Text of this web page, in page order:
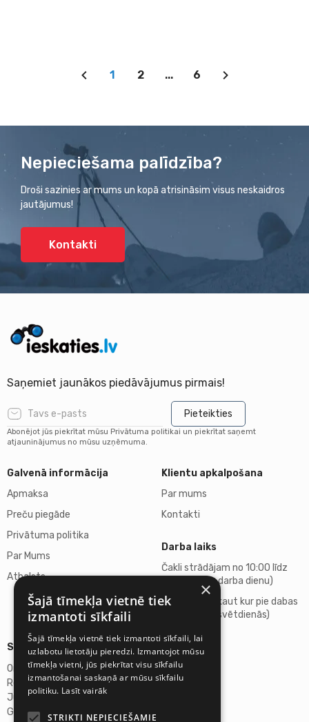
1 2 ... 6
Nepieciešama palīdzība?
Droši sazinies ar mums un kopā atrisināsim visus neskaidros
jautājumus!
Kontakti
Saņemiet jaunākos piedāvājumus pirmais!
Pieteikties
Abonējot jūs piekrītat mūsu Privātuma politikai un piekrītat saņemt
atjauninājumus no mūsu uzņēmuma.
Galvenā informācija
Apmaksa
Preču piegāde
Privātuma politika
Par Mums
Atbalsts
Klientu apkalpošana
Par mums
Kontakti
Darba laiks
Čakli strādājam no 10:00 līdz
18:00 (katru darba dienu)
Atpūšamies kaut kur pie dabas
(sestdienās, svētdienās)
Sīkāka informācija
Omicron SIA
Reģ.Nr. 40103272028
Juridiskā adrese:
Ganību dambis 2a, Rīga, Latvija, LV-1045
×
Šajā tīmekļa vietnē tiek
izmantoti sīkfaili
Šajā tīmekļa vietnē tiek izmantoti sīkfaili, lai
uzlabotu lietotāju pieredzi. Izmantojot mūsu
tīmekļa vietni, jūs piekrītat visu sīkfailu
izmantošanai saskaņā ar mūsu sīkfailu
politiku. Lasīt vairāk
STRIKTI NEPIECIEŠAMIE